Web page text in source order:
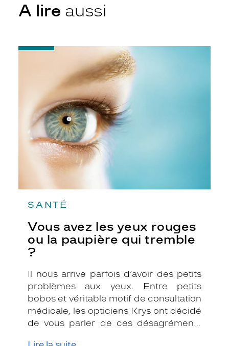
A lire aussi
SANTÉ
Vous avez les yeux rouges
ou la paupière qui tremble
?
Il nous arrive parfois d’avoir des petits
problèmes aux yeux. Entre petits
bobos et véritable motif de consultation
médicale, les opticiens Krys ont décidé
de vous parler de ces désagréments
-
rouges
paupière
qui
tremble